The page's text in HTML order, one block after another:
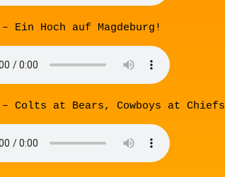
Ein Hoch auf Magdeburg!
Colts at Bears, Cowboys at Chiefs